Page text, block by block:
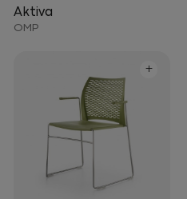
Aktiva
OMP
+